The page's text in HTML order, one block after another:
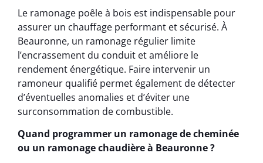
Le ramonage poêle à bois est indispensable pour
assurer un chauffage performant et sécurisé. À
Beauronne, un ramonage régulier limite
l’encrassement du conduit et améliore le
rendement énergétique. Faire intervenir un
ramoneur qualifié permet également de détecter
d’éventuelles anomalies et d’éviter une
surconsommation de combustible.
Quand programmer un ramonage de cheminée
ou un ramonage chaudière à Beauronne ?